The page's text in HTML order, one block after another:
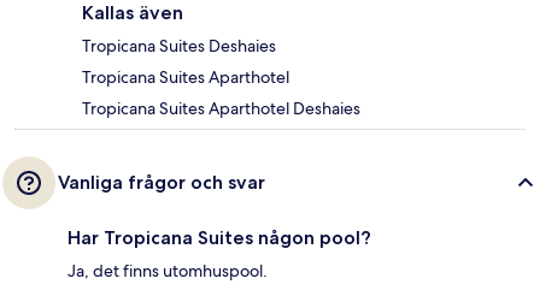
Kallas även
Tropicana Suites Deshaies
Tropicana Suites Aparthotel
Tropicana Suites Aparthotel Deshaies
Vanliga frågor och svar
Har Tropicana Suites någon pool?
Ja, det finns utomhuspool.